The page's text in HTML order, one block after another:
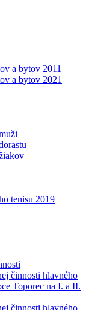
a bytov 2011
a bytov 2021
tenisu 2019
činnosti hlavného
Toporec na I. a II.
činnosti hlavného